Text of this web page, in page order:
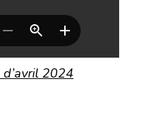
2024